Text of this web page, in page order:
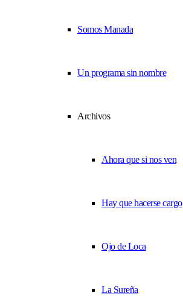
Somos Manada
Un programa sin nombre
Archivos
Ahora que si nos ven
Hay que hacerse cargo
Ojo de Loca
La Sureña